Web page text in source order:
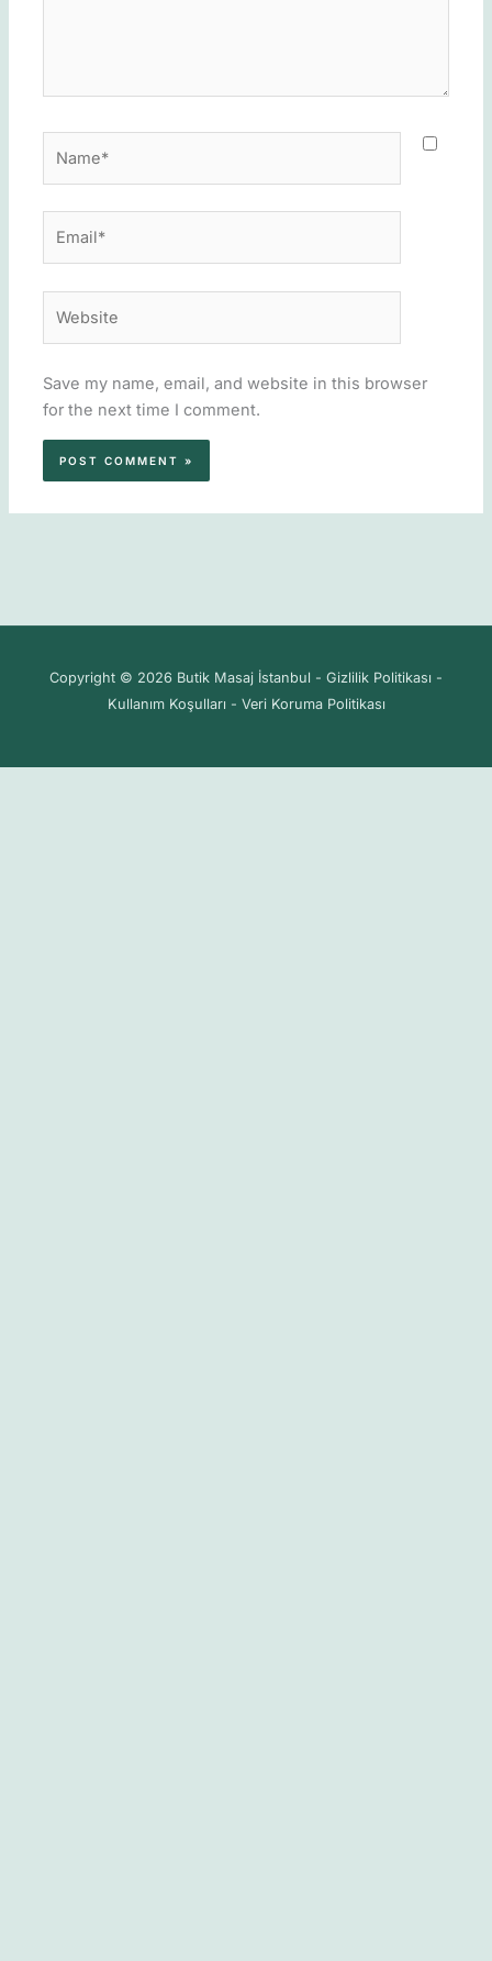
Save my name, email, and website in this browser
for the next time I comment.
Copyright © 2026 Butik Masaj İstanbul - Gizlilik Politikası -
Kullanım Koşulları - Veri Koruma Politikası